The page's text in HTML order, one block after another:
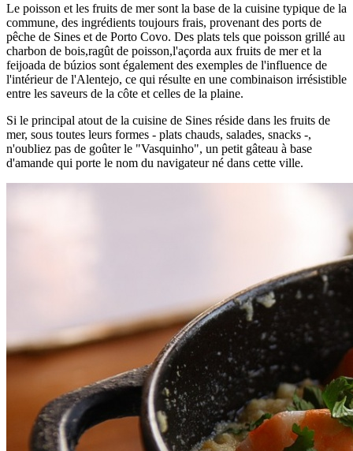
Le poisson et les fruits de mer sont la base de la cuisine typique de la
commune, des ingrédients toujours frais, provenant des ports de
pêche de Sines et de Porto Covo. Des plats tels que poisson grillé au
charbon de bois,ragût de poisson,l'açorda aux fruits de mer et la
feijoada de búzios sont également des exemples de l'influence de
l'intérieur de l'Alentejo, ce qui résulte en une combinaison irrésistible
entre les saveurs de la côte et celles de la plaine.
Si le principal atout de la cuisine de Sines réside dans les fruits de
mer, sous toutes leurs formes - plats chauds, salades, snacks -,
n'oubliez pas de goûter le "Vasquinho", un petit gâteau à base
d'amande qui porte le nom du navigateur né dans cette ville.